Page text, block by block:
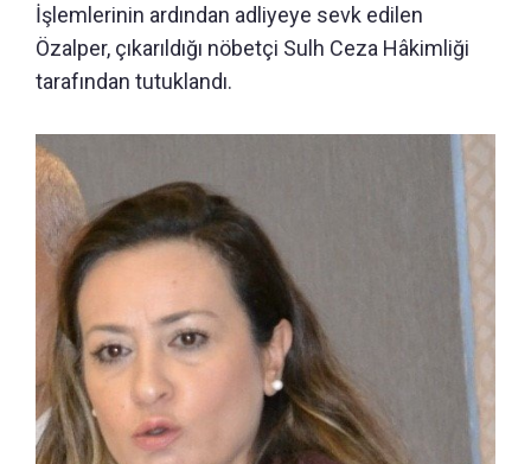
İşlemlerinin ardından adliyeye sevk edilen
Özalper, çıkarıldığı nöbetçi Sulh Ceza Hâkimliği
tarafından tutuklandı.